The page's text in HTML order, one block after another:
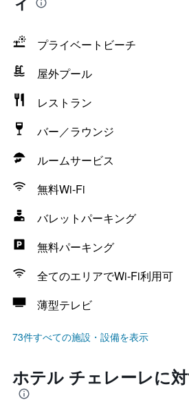
プライベートビーチ
屋外プール
レストラン
バー／ラウンジ
ルームサービス
無料Wi-Fi
バレットパーキング
無料パーキング
全てのエリアでWi-Fi利用可
薄型テレビ
73件すべての施設・設備を表示
ホテル チェレーレに